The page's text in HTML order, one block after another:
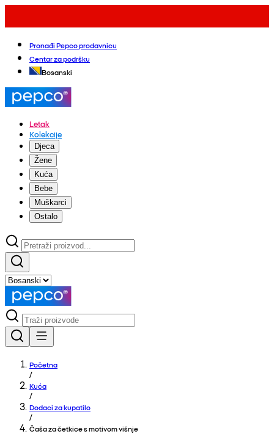
Pronađi Pepco prodavnicu
Centar za podršku
Bosanski
Letak
Kolekcije
Djeca
Žene
Kuća
Bebe
Muškarci
Ostalo
Početna
/
Kuća
/
Dodaci za kupatilo
/
Čaša za četkice s motivom višnje